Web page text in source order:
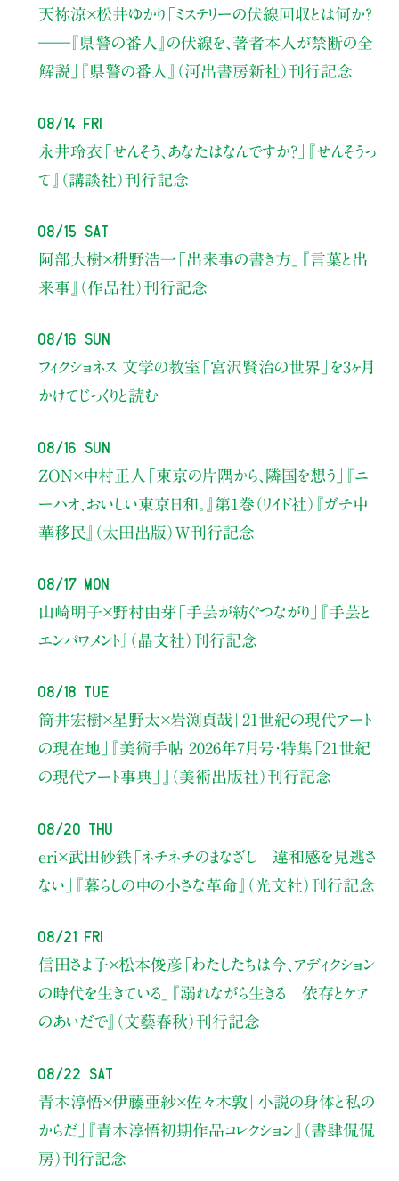
天祢涼×松井ゆかり 「ミステリーの伏線回収とは何か？
――『県警の番人』の伏線を、著者本人が禁断の全
解説」
『県警の番人』（河出書房新社）刊行記念
08/14 Fri
永井玲衣 「せんそう、あなたはなんですか？」
『せんそうっ
て』（講談社）刊行記念
08/15 Sat
阿部大樹×枡野浩一 「出来事の書き方」
『言葉と出
来事』（作品社）刊行記念
08/16 Sun
フィクショネス 文学の教室 「宮沢賢治の世界」を3ヶ月
かけてじっくりと読む
08/16 Sun
ZON×中村正人 「東京の片隅から、隣国を想う」
『ニ
ーハオ、おいしい東京日和。』第1巻（リイド社） 『ガチ中
華移民』（太田出版）W刊行記念
08/17 Mon
山崎明子×野村由芽 「手芸が紡ぐつながり」
『手芸と
エンパワメント』（晶文社）刊行記念
08/18 Tue
筒井宏樹×星野太×岩渕貞哉 「21世紀の現代アート
の現在地」
『美術手帖 2026年7月号・特集「21世紀
の現代アート事典」』（美術出版社）刊行記念
08/20 Thu
eri×武田砂鉄「ネチネチのまなざし 違和感を見逃さ
ない」
『暮らしの中の小さな革命』（光文社）刊行記念
08/21 Fri
信田さよ子×松本俊彦 「わたしたちは今、アディクション
の時代を生きている」
『溺れながら生きる 依存とケア
のあいだで』（文藝春秋）刊行記念
08/22 Sat
青木淳悟×伊藤亜紗×佐々木敦 「小説の身体と私の
からだ」
『青木淳悟初期作品コレクション』（書肆侃侃
房）刊行記念